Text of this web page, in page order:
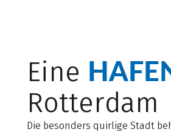
Eine
Rotterdam
Die besonders quirlige Stadt